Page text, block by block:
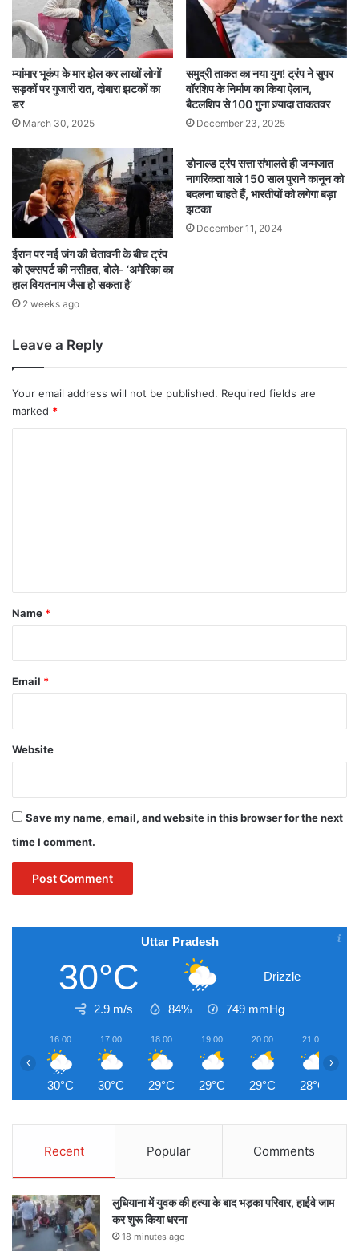
म्यांमार भूकंप के मार झेल कर लाखों लोगों
सड़कों पर गुजारी रात, दोबारा झटकों का
डर
March 30, 2025
समुद्री ताकत का नया युग! ट्रंप ने सुपर
वॉरशिप के निर्माण का किया ऐलान,
बैटलशिप से 100 गुना ज़्यादा ताकतवर
December 23, 2025
ईरान पर नई जंग की चेतावनी के बीच ट्रंप
को एक्सपर्ट की नसीहत, बोले- ‘अमेरिका का
हाल वियतनाम जैसा हो सकता है’
2 weeks ago
डोनाल्ड ट्रंप सत्ता संभालते ही जन्मजात
नागरिकता वाले 150 साल पुराने कानून को
बदलना चाहते हैं, भारतीयों को लगेगा बड़ा
झटका
December 11, 2024
Leave a Reply
Your email address will not be published. Required fields are
marked *
*
Name *
Email *
Website
Save my name, email, and website in this browser for the next
time I comment.
Uttar Pradesh
30°C Drizzle
2.9 m/s 84% 749 mmHg
16:00
30°C
17:00
30°C
18:00
29°C
19:00
29°C
20:00
29°C
21:00
28°C
‹ ›
Recent Popular Comments
लुधियाना में युवक की हत्या के बाद भड़का परिवार, हाईवे जाम
कर शुरू किया धरना
18 minutes ago